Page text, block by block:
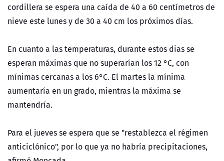
cordillera se espera una caída de 40 a 60 centímetros de
nieve este lunes y de 30 a 40 cm los próximos días.
En cuanto a las temperaturas, durante estos dias se
esperan máximas que no superarían los 12 °C, con
mínimas cercanas a los 6°C. El martes la mínima
aumentaría en un grado, mientras la máxima se
mantendría.
Para el jueves se espera que se "restablezca el régimen
anticiclónico", por lo que ya no habría precipitaciones,